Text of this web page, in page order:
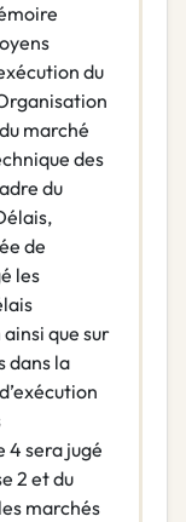
du
marché
des
du
de
les
que sur
dans la
sera jugé
2 et du
marchés